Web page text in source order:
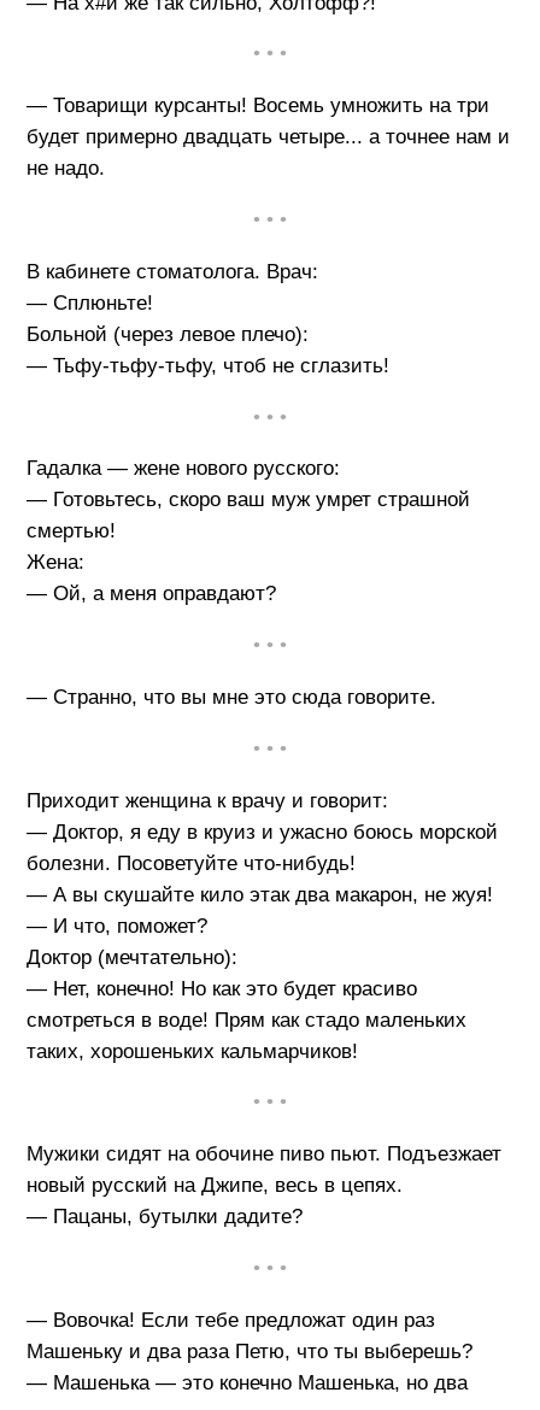
• • •
— Товарищи курсанты! Восемь умножить на три
будет примерно двадцать четыре... а точнее нам и
не надо.
• • •
В кабинете стоматолога. Врач:
— Сплюньте!
Больной (через левое плечо):
— Тьфу-тьфу-тьфу, чтоб не сглазить!
• • •
Гадалка — жене нового русского:
— Готовьтесь, скоро ваш муж умрет страшной
смертью!
Жена:
— Ой, а меня оправдают?
• • •
— Странно, что вы мне это сюда говорите.
• • •
Приходит женщина к врачу и говорит:
— Доктор, я еду в круиз и ужасно боюсь морской
болезни. Посоветуйте что-нибудь!
— А вы скушайте кило этак два макарон, не жуя!
— И что, поможет?
Доктор (мечтательно):
— Нет, конечно! Но как это будет красиво
смотреться в воде! Прям как стадо маленьких
таких, хорошеньких кальмарчиков!
• • •
Мужики сидят на обочине пиво пьют. Подъезжает
новый русский на Джипе, весь в цепях.
— Пацаны, бутылки дадите?
• • •
— Вовочка! Если тебе предложат один раз
Машеньку и два раза Петю, что ты выберешь?
— Машенька — это конечно Машенька, но два